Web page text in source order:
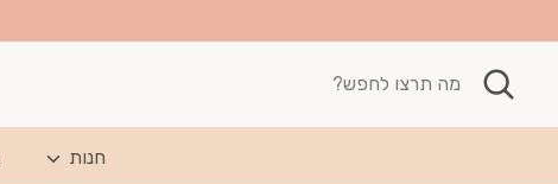
חיפוש
מה
חנות